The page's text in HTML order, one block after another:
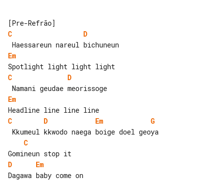
C
D
Em
C
D
Em
C
D Em
G
C
D
Em
Dagawa baby come on